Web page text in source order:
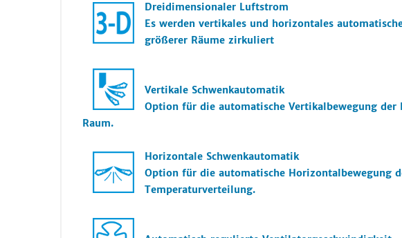
Dreidimensionaler Luftstrom
Es werden vertikales und horizontales
größerer Räume zirkuliert
Vertikale Schwenkautomatik
Option für die automatische Vertikalbewegung
Raum.
Horizontale Schwenkautomatik
Option für die automatische Horizontalbewegung
Temperaturverteilung.